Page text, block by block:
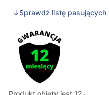
↓Sprawdź listę pasujących